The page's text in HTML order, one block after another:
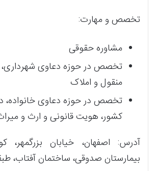
تخصص و مهارت:
مشاوره حقوقی
تخصص در حوزه دعاوی شهرداری،
منقول و املاک
تخصص در حوزه دعاوی خانواده،
کشور، هویت قانونی و ارث و
بیمارستان صدوقی، ساختمان آفتاب،